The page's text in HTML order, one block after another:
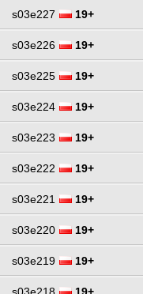
s03e227 19+
s03e226 19+
s03e225 19+
s03e224 19+
s03e223 19+
s03e222 19+
s03e221 19+
s03e220 19+
s03e219 19+